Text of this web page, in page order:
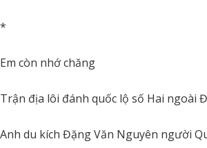
*
Em còn nhớ chăng
Trận địa lôi đánh quốc lộ số Hai ngoài
Anh du kích Đặng Văn Nguyên người